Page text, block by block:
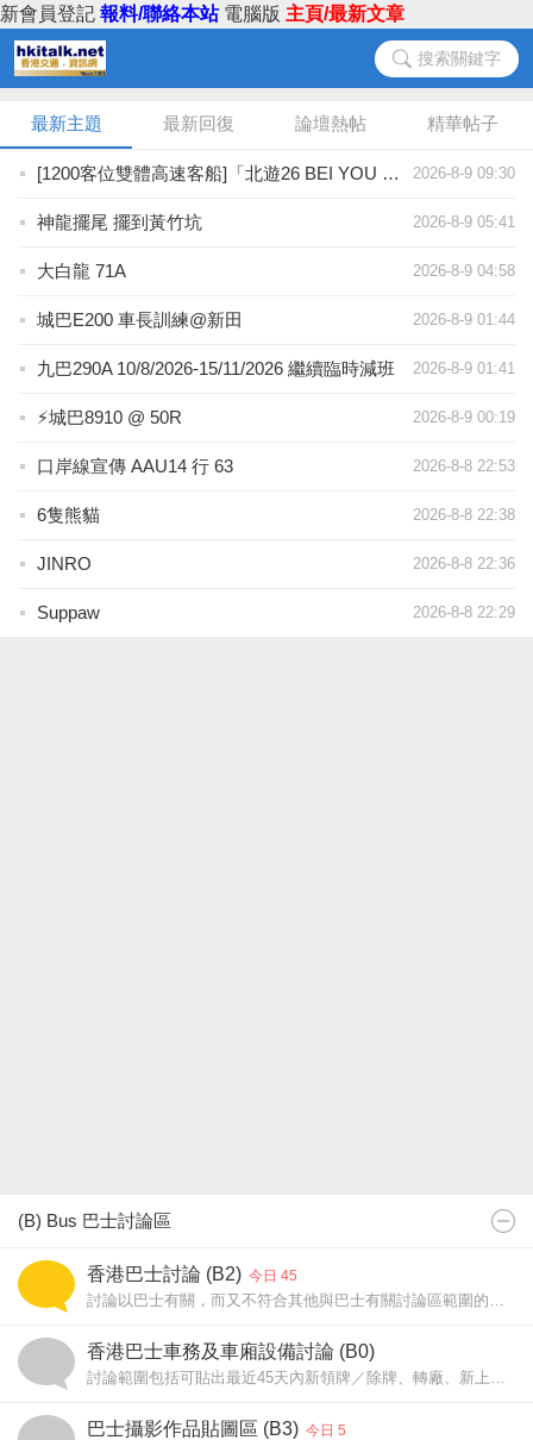
新會員登記 報料/聯絡本站 電腦版 主頁/最新文章
搜索關鍵字
最新主題 最新回復 論壇熱帖 精華帖子
2026-8-9 09:30
[1200客位雙體高速客船]「北遊26 BEI YOU 26」北海出發
2026-8-9 05:41
神龍擺尾 擺到黃竹坑
2026-8-9 04:58
大白龍 71A
2026-8-9 01:44
城巴E200 車長訓練@新田
2026-8-9 01:41
九巴290A 10/8/2026-15/11/2026 繼續臨時減班
2026-8-9 00:19
⚡城巴8910 @ 50R
2026-8-8 22:53
口岸線宣傳 AAU14 行 63
2026-8-8 22:38
6隻熊貓
2026-8-8 22:36
JINRO
2026-8-8 22:29
Suppaw
(B) Bus 巴士討論區
香港巴士討論 (B2) 今日 45
討論以巴士有關，而又不符合其他與巴士有關討論區範圍的話題。
香港巴士車務及車廂設備討論 (B0)
討論範圍包括可貼出最近45天內新領牌／除牌、轉廠、新上牌／甩牌、新翻油、留廠中/復出巴士及其他巴士車廂設備變動的資料。
巴士攝影作品貼圖區 (B3) 今日 5